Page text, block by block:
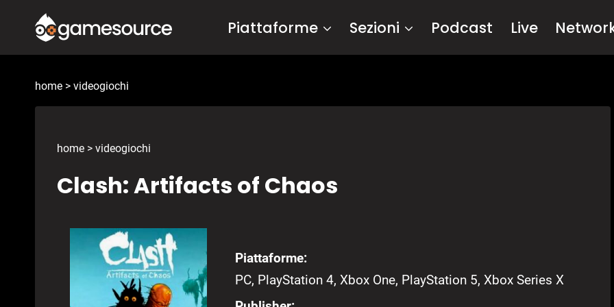
contenuto
Piattaforme Sezioni Podcast Live
home > videogiochi
home > videogiochi
Clash: Artifacts of Chaos
Piattaforme:
PC, PlayStation 4, Xbox One, PlayStation 5, Xbox Series X